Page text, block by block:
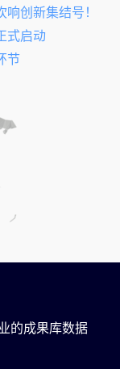
创新集结号！
式启动
节
的成果库数据